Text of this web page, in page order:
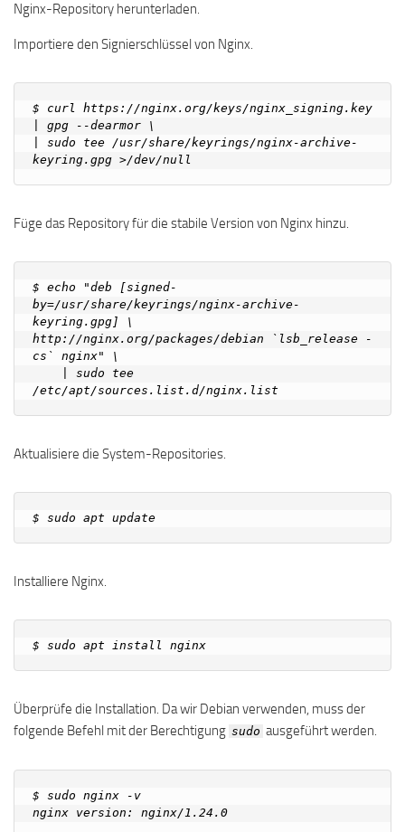
Nginx-Repository herunterladen.
Importiere den Signierschlüssel von Nginx.
$ curl https://nginx.org/keys/nginx_signing.key
| gpg --dearmor \
| sudo tee /usr/share/keyrings/nginx-archive-
Füge das Repository für die stabile Version von Nginx hinzu.
$ echo "deb [signed-
by=/usr/share/keyrings/nginx-archive-
keyring.gpg] \
http://nginx.org/packages/debian `lsb_release -
cs` nginx" \
Aktualisiere die System-Repositories.
Installiere Nginx.
Überprüfe die Installation. Da wir Debian verwenden, muss der
folgende Befehl mit der Berechtigung sudo ausgeführt werden.
$ sudo nginx -v